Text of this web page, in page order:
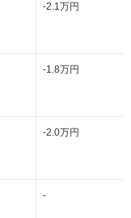
-2.1万円
-1.8万円
-2.0万円
-